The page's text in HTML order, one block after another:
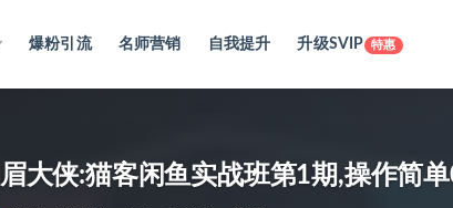
爆粉引流 名师营销 自我提升 升级SVIP 特惠
大侠:猫客闲鱼实战班第1期,操作简